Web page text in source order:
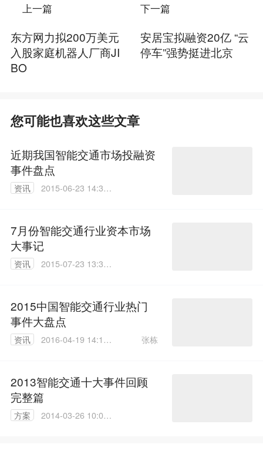
上一篇
东方网力拟200万美元
入股家庭机器人厂商JI
BO
下一篇
安居宝拟融资20亿 “云
停车”强势挺进北京
您可能也喜欢这些文章
近期我国智能交通市场投融资
事件盘点
资讯
2015-06-23 14:30:
7月份智能交通行业资本市场
大事记
资讯
2015-07-23 13:31:
2015中国智能交通行业热门
事件大盘点
资讯
2016-04-19 14:12:
张栋
2013智能交通十大事件回顾
完整篇
方案
2014-03-26 10:05: